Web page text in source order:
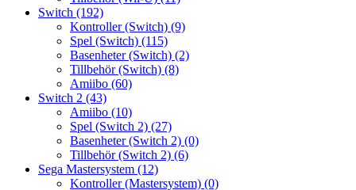
Switch (192)
Kontroller (Switch) (9)
Spel (Switch) (115)
Basenheter (Switch) (2)
Tillbehör (Switch) (8)
Amiibo (60)
Switch 2 (43)
Amiibo (10)
Spel (Switch 2) (27)
Basenheter (Switch 2) (0)
Tillbehör (Switch 2) (6)
Sega Mastersystem (12)
Kontroller (Mastersystem) (0)